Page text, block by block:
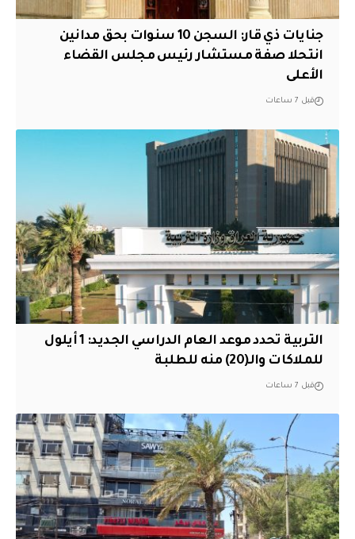
جنايات ذي قار: السجن 10 سنوات بحق مدانين
انتحلا صفة مستشار رئيس مجلس القضاء
الأعلى
قبل 7 ساعات
التربية تحدد موعد العام الدراسي الجديد: 1 أيلول
للملاكات والـ(20) منه للطلبة
قبل 7 ساعات